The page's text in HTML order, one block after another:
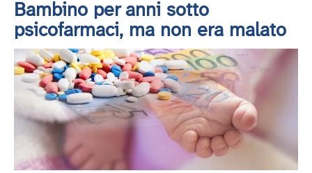
Bambino per anni sotto
psicofarmaci, ma non era malato